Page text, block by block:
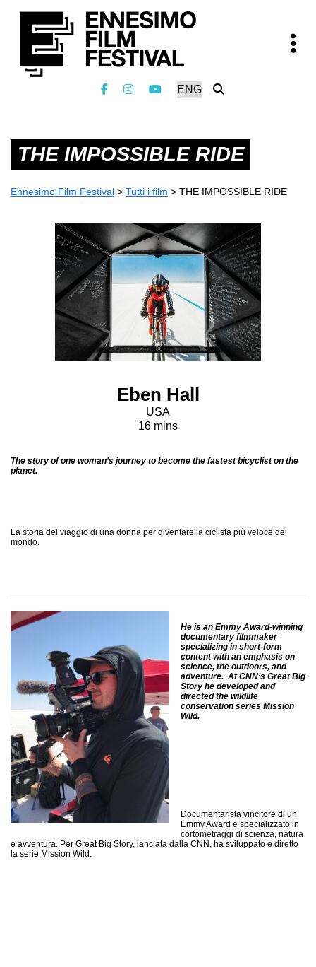
THE IMPOSSIBLE RIDE
Ennesimo Film Festival > Tutti i film > THE IMPOSSIBLE RIDE
Eben Hall
USA
16 mins
The story of one woman’s journey to become the fastest bicyclist on the
planet.
La storia del viaggio di una donna per diventare la ciclista più veloce del
mondo.
He is an Emmy Award-winning
documentary filmmaker
specializing in short-form
content with an emphasis on
science, the outdoors, and
adventure. At CNN’s Great Big
Story he developed and
directed the wildlife
conservation series Mission
Wild.
Documentarista vincitore di un
Emmy Award e specializzato in
cortometraggi di scienza, natura
e avventura. Per Great Big Story, lanciata dalla CNN, ha sviluppato e diretto
la serie Mission Wild.